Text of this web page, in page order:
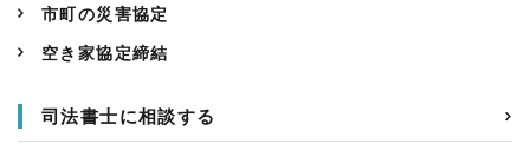
市町の災害協定
空き家協定締結
司法書士に相談する